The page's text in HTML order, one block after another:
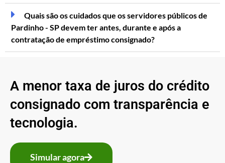
Quais são os cuidados que os servidores públicos de
Pardinho - SP devem ter antes, durante e após a
contratação de empréstimo consignado?
A menor taxa de juros do crédito
consignado com transparência e
tecnologia.
Simular agora